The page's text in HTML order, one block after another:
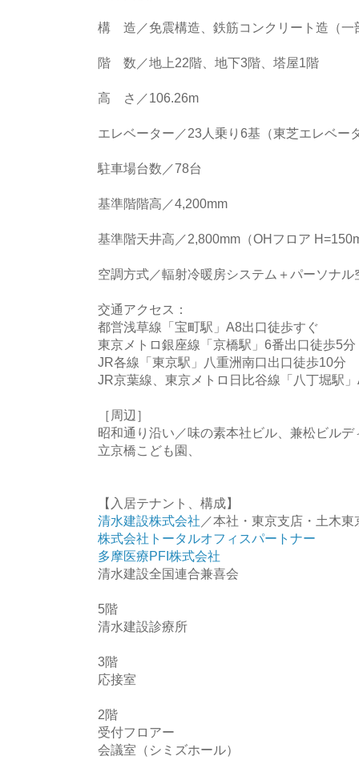
構 造／免震構造、鉄筋コンクリート造（一
階 数／地上22階、地下3階、塔屋1階
高 さ／106.26m
エレベーター／23人乗り6基（東芝エレベー
駐車場台数／78台
基準階階高／4,200mm
基準階天井高／2,800mm（OHフロア
空調方式／輻射冷暖房システム＋パーソナル
交通アクセス：
都営浅草線「宝町駅」A8出口徒歩すぐ
東京メトロ銀座線「京橋駅」6番出口徒歩5分
JR各線「東京駅」八重洲南口出口徒歩10分
JR京葉線、東京メトロ日比谷線「八丁堀駅
［周辺］
昭和通り沿い／味の素本社ビル、兼松ビル
立京橋こども園、
【入居テナント、構成】
清水建設株式会社 ／本社・東京支店・土木
株式会社トータルオフィスパートナー
多摩医療PFI株式会社
清水建設全国連合兼喜会
5階
清水建設診療所
3階
応接室
2階
受付フロアー
会議室（シミズホール）